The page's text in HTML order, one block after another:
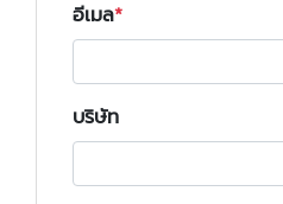
อีเมล
บริษัท